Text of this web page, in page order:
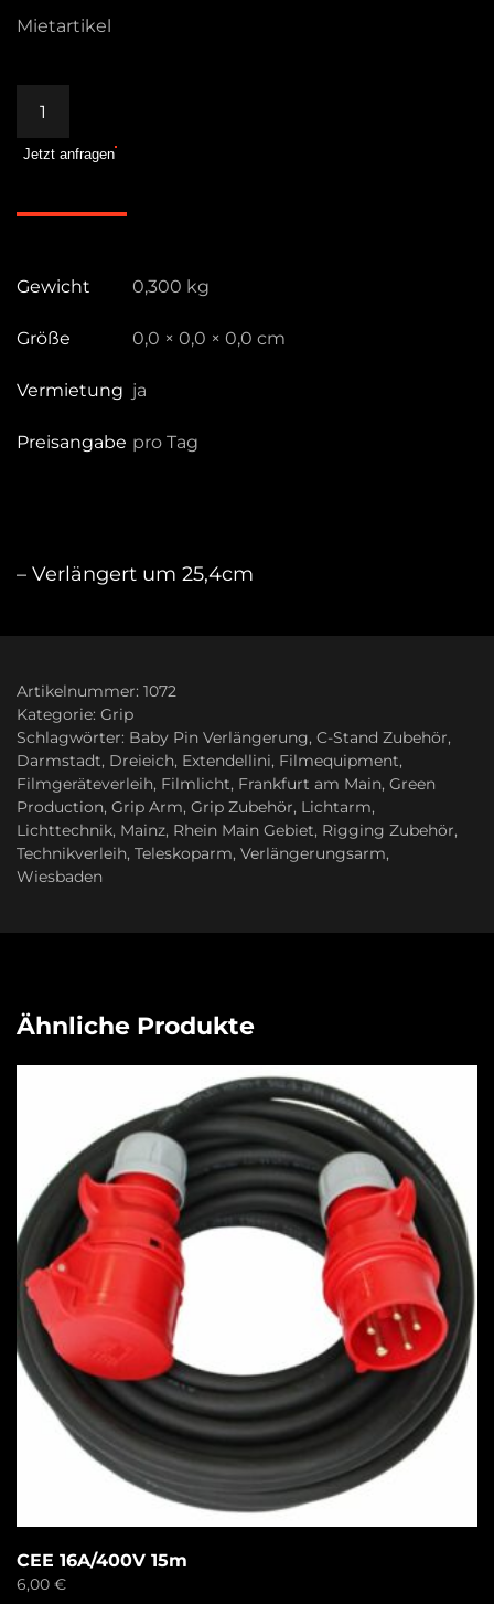
Mietartikel
Jetzt anfragen
Gewicht 0,300 kg
Größe 0,0 × 0,0 × 0,0 cm
Vermietung ja
Preisangabe pro Tag
– Verlängert um 25,4cm
Artikelnummer: 1072
Kategorie: Grip
Schlagwörter: Baby Pin Verlängerung, C-Stand Zubehör,
Darmstadt, Dreieich, Extendellini, Filmequipment,
Filmgeräteverleih, Filmlicht, Frankfurt am Main, Green
Production, Grip Arm, Grip Zubehör, Lichtarm,
Lichttechnik, Mainz, Rhein Main Gebiet, Rigging Zubehör,
Technikverleih, Teleskoparm, Verlängerungsarm,
Wiesbaden
Ähnliche Produkte
CEE 16A/400V 15m
6,00 €